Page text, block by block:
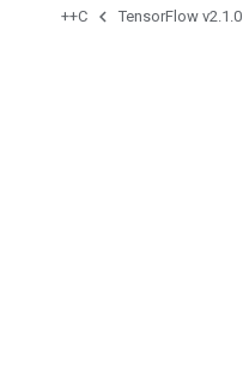
TensorFlow v2.1.0
C++